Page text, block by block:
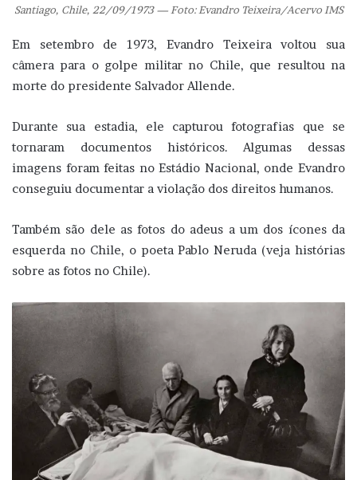
Santiago, Chile, 22/09/1973 — Foto: Evandro Teixeira/Acervo IMS
Em setembro de 1973, Evandro Teixeira voltou sua
câmera para o golpe militar no Chile, que resultou na
morte do presidente Salvador Allende.
Durante sua estadia, ele capturou fotografias que se
tornaram documentos históricos. Algumas dessas
imagens foram feitas no Estádio Nacional, onde Evandro
conseguiu documentar a violação dos direitos humanos.
Também são dele as fotos do adeus a um dos ícones da
esquerda no Chile, o poeta Pablo Neruda (veja histórias
sobre as fotos no Chile).